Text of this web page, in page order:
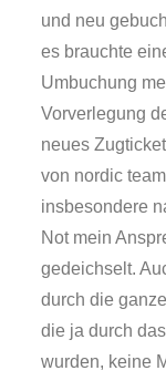
und neu
es brauchte
Umbuchung
Vorverlegung
neues
von nordic
insbesondere
Not mein
gedeichselt.
durch die
die ja durch
wurden, keine